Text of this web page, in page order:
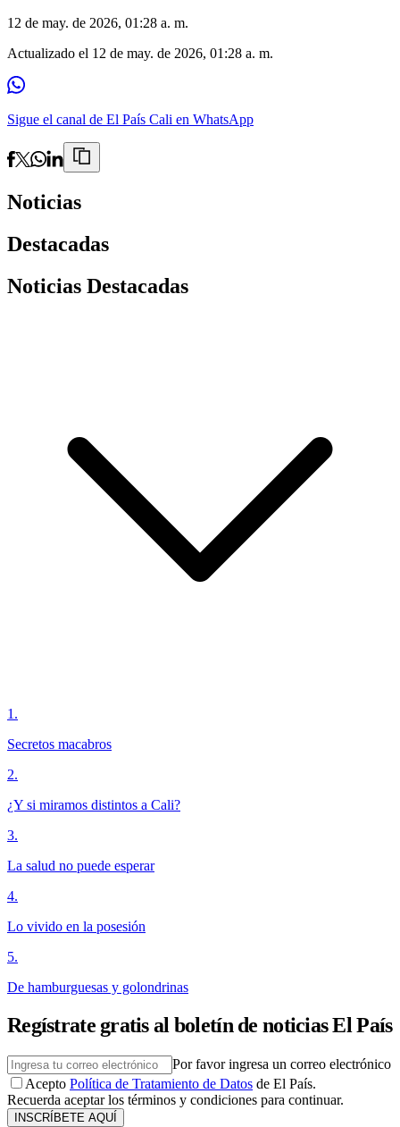
12 de may. de 2026, 01:28 a. m.
Actualizado el 12 de may. de 2026, 01:28 a. m.
Sigue el canal de El País Cali en WhatsApp
Noticias
Destacadas
Noticias Destacadas
1 .
Secretos macabros
2.
¿Y si miramos distintos a Cali?
3.
La salud no puede esperar
4.
Lo vivido en la posesión
5.
De hamburguesas y golondrinas
Regístrate gratis al boletín de noticias El País
Por favor ingresa un correo electrónico
Acepto Política de Tratamiento de Datos de El País.
Recuerda aceptar los términos y condiciones para continuar.
INSCRÍBETE AQUÍ